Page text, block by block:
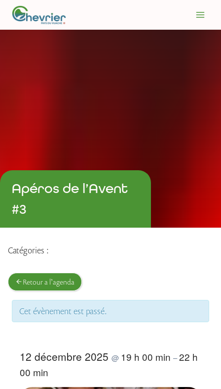
Aller
contenu
Apéros de l’Avent
#3
Catégories :
Retour a l’agenda
Cet évènement est passé.
12 décembre 2025 @ 19 h 00 min –22 h
00 min